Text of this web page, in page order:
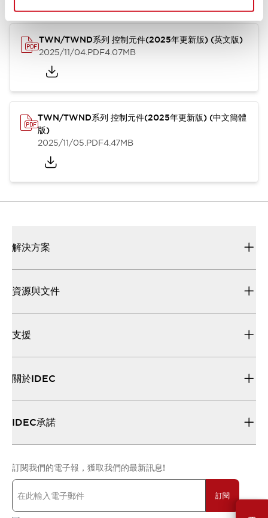
TWN/TWND系列 控制元件(2025年更新版) (英文版)
2025/11/04.PDF4.07MB
TWN/TWND系列 控制元件(2025年更新版) (中文簡體
版)
2025/11/05.PDF4.47MB
解決方案
資源與文件
支援
關於IDEC
IDEC承諾
訂閱我們的電子報，獲取我們的最新訊息!
訂閱